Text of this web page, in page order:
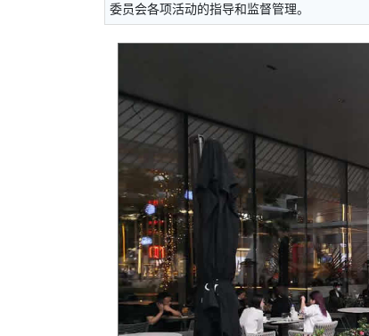
委员会各项活动的指导和监督管理。